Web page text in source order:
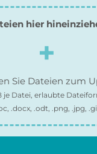
hier
Sie Dateien zum
je Datei, erlaubte
.docx, .odt, .png, .jpg,